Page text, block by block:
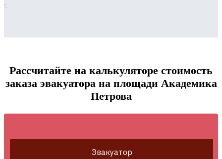
с
Рассчитайте на калькуляторе стоимость
заказа эвакуатора на площади Академика
Петрова
Эвакуатор